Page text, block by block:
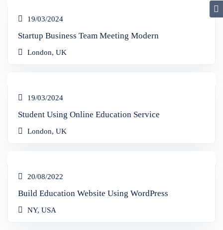
19/03/2024
Startup Business Team Meeting Modern
London, UK
19/03/2024
Student Using Online Education Service
London, UK
20/08/2022
Build Education Website Using WordPress
NY, USA